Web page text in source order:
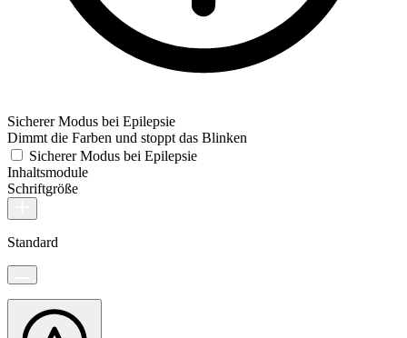
Sicherer Modus bei Epilepsie
Dimmt die Farben und stoppt das Blinken
Sicherer Modus bei Epilepsie
Inhaltsmodule
Schriftgröße
Standard